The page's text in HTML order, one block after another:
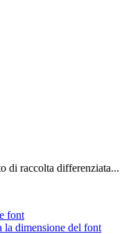
di raccolta differenziata...
font
la dimensione del font